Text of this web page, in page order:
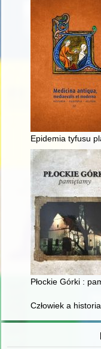
Epidemia tyfusu
Płockie Górki :
Człowiek a